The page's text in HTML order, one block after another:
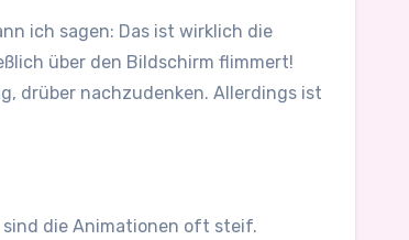
ich sagen: Das ist wirklich die
über den Bildschirm flimmert!
drüber nachzudenken. Allerdings ist
sind die Animationen oft steif.